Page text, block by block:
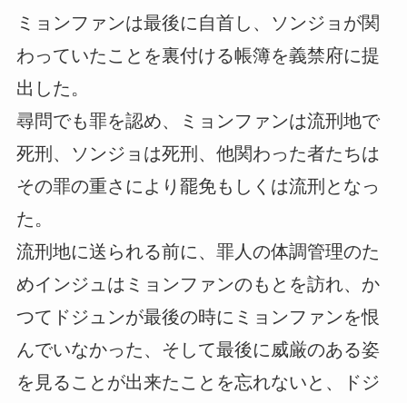
ミョンファンは最後に自首し、ソンジョが関
わっていたことを裏付ける帳簿を義禁府に提
出した。
尋問でも罪を認め、ミョンファンは流刑地で
死刑、ソンジョは死刑、他関わった者たちは
その罪の重さにより罷免もしくは流刑となっ
た。
流刑地に送られる前に、罪人の体調管理のた
めインジュはミョンファンのもとを訪れ、か
つてドジュンが最後の時にミョンファンを恨
んでいなかった、そして最後に威厳のある姿
を見ることが出来たことを忘れないと、ドジ